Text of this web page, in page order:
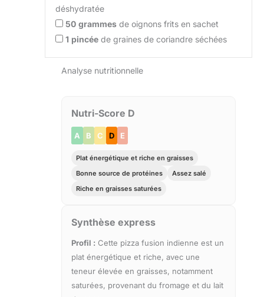
déshydratée
50 grammes de oignons frits en sachet
1 pincée de graines de coriandre séchées
Analyse nutritionnelle
Nutri-Score D
A B C D E
Plat énergétique et riche en graisses
Bonne source de protéines
Assez salé
Riche en graisses saturées
Synthèse express
Profil : Cette pizza fusion indienne est un
plat énergétique et riche, avec une
teneur élevée en graisses, notamment
saturées, provenant du fromage et du lait